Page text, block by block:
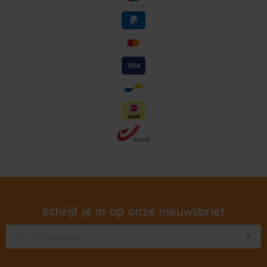
Schrijf je in op onze nieuwsbrief